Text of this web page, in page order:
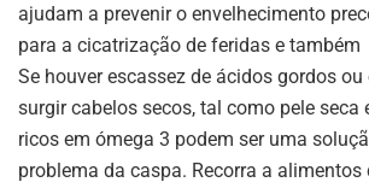
ajudam a prevenir o envelhecimento
para a cicatrização de feridas e
Se houver escassez de ácidos gordos
surgir cabelos secos, tal como pele seca
ricos em ómega 3 podem ser uma
problema da caspa. Recorra a alimentos